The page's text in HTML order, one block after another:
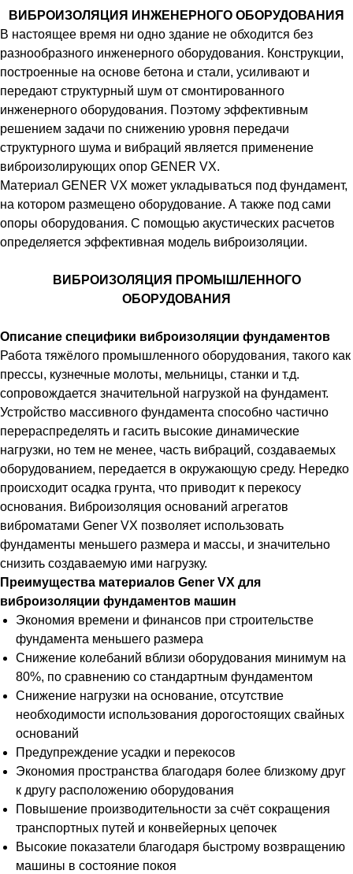
ВИБРОИЗОЛЯЦИЯ ИНЖЕНЕРНОГО ОБОРУДОВАНИЯ
В настоящее время ни одно здание не обходится без
разнообразного инженерного оборудования. Конструкции,
построенные на основе бетона и стали, усиливают и
передают структурный шум от смонтированного
инженерного оборудования. Поэтому эффективным
решением задачи по снижению уровня передачи
структурного шума и вибраций является применение
виброизолирующих опор GENER VX.
Материал GENER VX может укладываться под фундамент,
на котором размещено оборудование. А также под сами
опоры оборудования. С помощью акустических расчетов
определяется эффективная модель виброизоляции.
ВИБРОИЗОЛЯЦИЯ ПРОМЫШЛЕННОГО
ОБОРУДОВАНИЯ
Описание специфики виброизоляции фундаментов
Работа тяжёлого промышленного оборудования, такого как
прессы, кузнечные молоты, мельницы, станки и т.д.
сопровождается значительной нагрузкой на фундамент.
Устройство массивного фундамента способно частично
перераспределять и гасить высокие динамические
нагрузки, но тем не менее, часть вибраций, создаваемых
оборудованием, передается в окружающую среду. Нередко
происходит осадка грунта, что приводит к перекосу
основания. Виброизоляция оснований агрегатов
виброматами Gener VX позволяет использовать
фундаменты меньшего размера и массы, и значительно
снизить создаваемую ими нагрузку.
Преимущества материалов Gener VX для
виброизоляции фундаментов машин
Экономия времени и финансов при строительстве
фундамента меньшего размера
Снижение колебаний вблизи оборудования минимум на
80%, по сравнению со стандартным фундаментом
Снижение нагрузки на основание, отсутствие
необходимости использования дорогостоящих свайных
оснований
Предупреждение усадки и перекосов
Экономия пространства благодаря более близкому друг
к другу расположению оборудования
Повышение производительности за счёт сокращения
транспортных путей и конвейерных цепочек
Высокие показатели благодаря быстрому возвращению
машины в состояние покоя